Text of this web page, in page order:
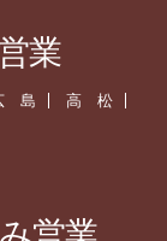
業
島
高 松